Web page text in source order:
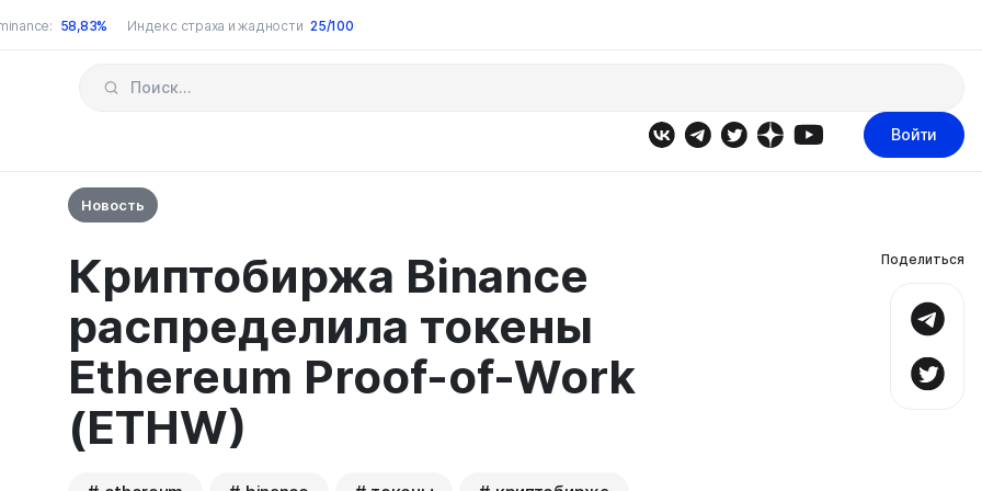
58,83% Индекс страха и жадности 25/100
Войти
Новость
Криптобиржа Binance
распределила токены
Ethereum Proof-of-Work
(ETHW)
Поделиться